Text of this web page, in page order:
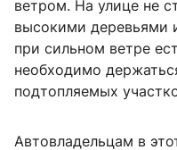
ветром. На улице не
высокими
при сильном ветре
необходимо
подтопляемых
Автовладельцам в